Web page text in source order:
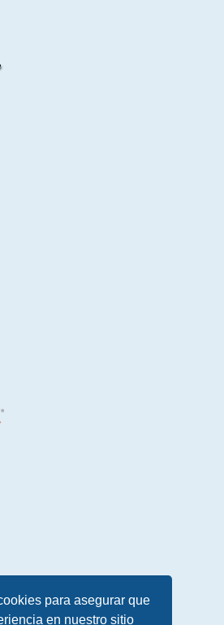
para asegurar que
en nuestro sitio